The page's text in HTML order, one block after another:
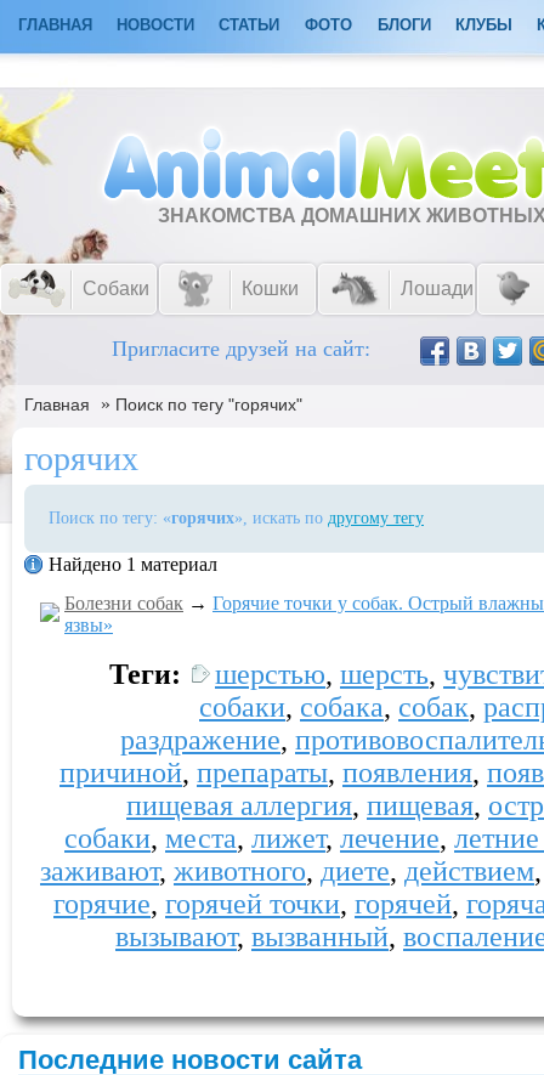
ГЛАВНАЯ НОВОСТИ СТАТЬИ ФОТО БЛОГИ КЛУБЫ
ЗНАКОМСТВА ДОМАШНИХ
Собаки Кошки Лошади
Пригласите друзей на сайт:
Главная » Поиск по тегу "горячих"
горячих
Поиск по тегу: «горячих», искать по другому тегу
Найдено 1 материал
Болезни собак → Горячие точки у собак. Острый
язвы»
Теги: шерстью, шерсть,
собаки, собака, собак,
раздражение,
причиной, препараты, появления,
пищевая аллергия, пищевая,
собаки, места, лижет, лечение,
заживают, животного, диете, действием
горячие, горячей точки, горячей,
вызывают, вызванный,
Последние новости сайта